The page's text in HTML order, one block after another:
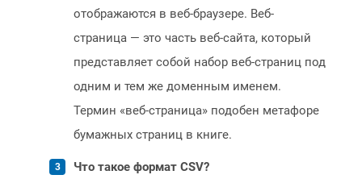
отображаются в веб-браузере. Веб-
страница — это часть веб-сайта, который
представляет собой набор веб-страниц под
одним и тем же доменным именем.
Термин «веб-страница» подобен метафоре
бумажных страниц в книге.
Что такое формат CSV?